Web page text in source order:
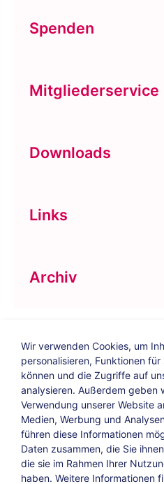
Spenden
Mitgliederservice
Downloads
Links
Archiv
Bildungs-Blog|
Impressum
Wir verwenden Cookies, um
personalisieren, Funktionen
können und die Zugriffe auf
analysieren. Außerdem geben
Verwendung unserer Website
Medien, Werbung und
führen diese Informationen
Daten zusammen, die Sie
die sie im Rahmen Ihrer
haben. Weitere Informationen